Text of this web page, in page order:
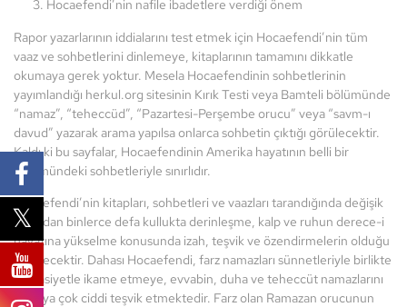
3. Hocaefendi’nin nafile ibadetlere verdiği önem
Rapor yazarlarının iddialarını test etmek için Hocaefendi’nin tüm
vaaz ve sohbetlerini dinlemeye, kitaplarının tamamını dikkatle
okumaya gerek yoktur. Mesela Hocaefendinin sohbetlerinin
yayımlandığı herkul.org sitesinin Kırık Testi veya Bamteli bölümünde
“namaz”, “teheccüd”, “Pazartesi-Perşembe orucu” veya “savm-ı
davud” yazarak arama yapılsa onlarca sohbetin çıktığı görülecektir.
Kaldı ki bu sayfalar, Hocaefendinin Amerika hayatının belli bir
bölümündeki sohbetleriyle sınırlıdır.
Hocaefendi’nin kitapları, sohbetleri ve vaazları tarandığında değişik
açılardan binlerce defa kullukta derinleşme, kalp ve ruhun derece-i
hayatına yükselme konusunda izah, teşvik ve özendirmelerin olduğu
görülecektir. Dahası Hocaefendi, farz namazları sünnetleriyle birlikte
hassasiyetle ikame etmeye, evvabin, duha ve teheccüt namazlarını
kılmaya çok ciddi teşvik etmektedir. Farz olan Ramazan orucunun